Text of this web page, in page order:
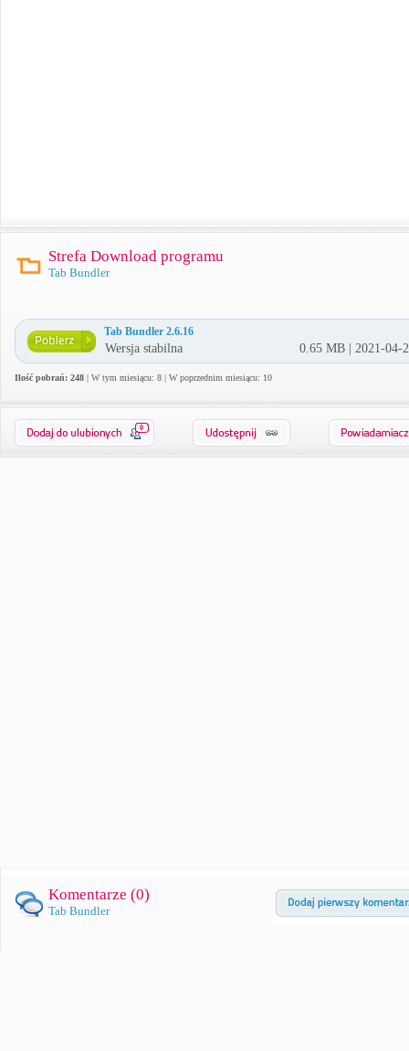
Strefa Download programu
Tab Bundler
Tab Bundler 2.6.16
Wersja stabilna 0.65 MB | 2021-04-
Ilość pobrań: 248 | W tym miesiącu: 8 | W poprzednim miesiącu: 10
0
Komentarze (0)
Tab Bundler